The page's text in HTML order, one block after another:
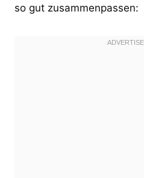
so gut zusammenpassen: